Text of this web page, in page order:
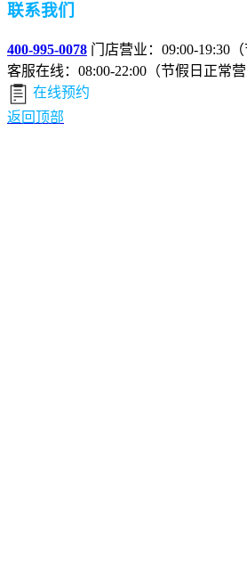
联系我们
400-995-0078 门店营业：09:00-19:30
客服在线：08:00-22:00（节假日正常营
在线预约
返回顶部